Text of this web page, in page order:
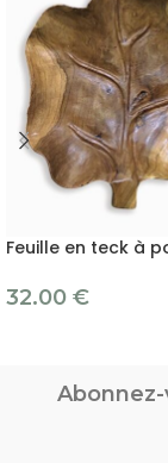
Feuille en teck à
32.00 €